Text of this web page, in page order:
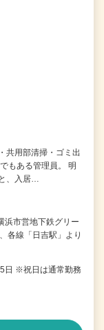
共用部清掃・ゴミ出
もある管理員。 明
、入居…
浜市営地下鉄グリー
各線「日吉駅」より
5日 ※祝日は通常勤務